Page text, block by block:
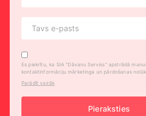
Es piekrītu, ka SIA "Dāvanu Serviss" apstrādā
kontaktinformāciju mārketinga un pārdošanas
Parādīt vairāk
Pieraksties